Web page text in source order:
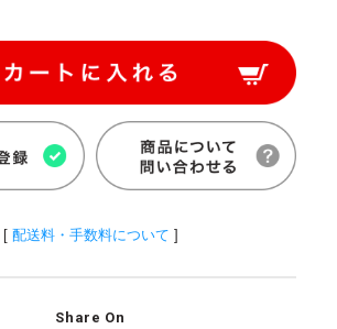
[ 配送料・手数料について ]
Share On